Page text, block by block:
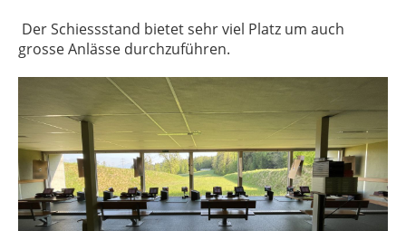
Der Schiessstand bietet sehr viel Platz um auch
grosse Anlässe durchzuführen.